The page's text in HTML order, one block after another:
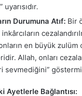
uyarısıdır.
Durumuna Atıf: Bir
en büyük zulüm
Allah, onları
sevmediğini”
Ayetlerle Bağlantısı: